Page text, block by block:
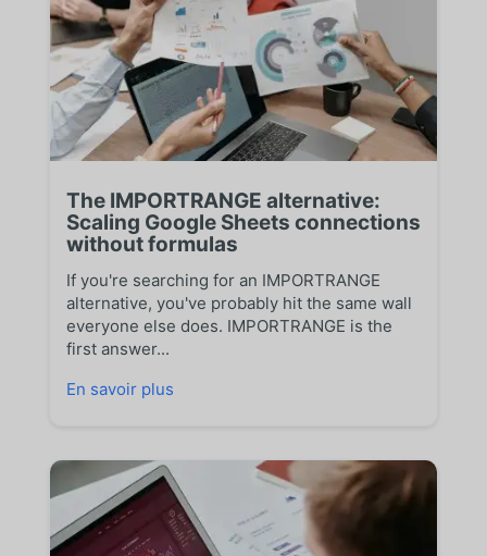
The IMPORTRANGE alternative:
Scaling Google Sheets connections
without formulas
If you're searching for an IMPORTRANGE
alternative, you've probably hit the same wall
everyone else does. IMPORTRANGE is the
first answer...
En savoir plus